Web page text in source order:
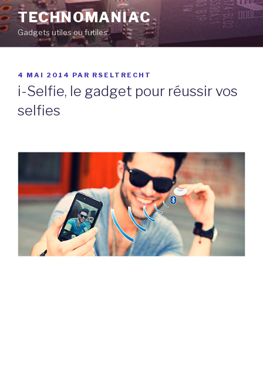
Aller
au
contenu
principal
TECHNOMANIAC
Gadgets utiles ou futiles
PUBLIÉ
LE
4 MAI 2014 PAR RSELTRECHT
i-Selfie, le gadget pour réussir vos
selfies